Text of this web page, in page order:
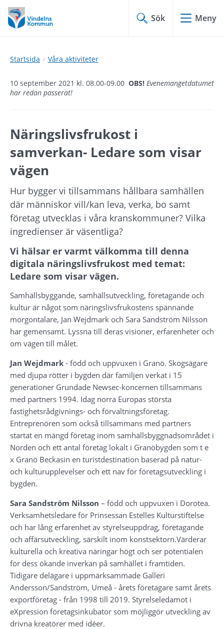
Hoppa
till
innehåll
Hoppa
till
undermeny
Sök Meny
Startsida Våra aktiviteter
10 september 2021 kl. 08.00-09.00 OBS! Evenemangetdatumet
har redan passerat!
Näringslivsfrukost i
samverkan- Ledare som visar
vägen
Hur bygger vi tillsammans hållbara samhällen
där människor vill/kan leva, verka, bo samt
företag utvecklas i våra kranskommuner? Vilka
ingredienser är väsentliga?
Vi hälsar er varmt välkomma till denna
digitala näringslivsfrukost med temat:
Ledare som visar vägen.
Samhällsbyggande, samhällsutveckling, företagande och
kultur är något som näringslivsfrukostens spännande
morgontalare, Jan Wejdmark och Sara Sandström Nilsson
har gemensamt. Lyssna till deras visioner, erfarenheter och
om vägen till målet.
Jan Wejdmark - född och uppvuxen i Granö. Skogsägare
med djupa rötter i bygden där familjen verkat i 15
generationer Grundade Newsec-koncernen tillsammans
med partners 1994. Idag norra Europas största
fastighetsrådgivnings- och förvaltningsföretag.
Entreprenören som också tillsammans med partners
startat en mängd företag inom samhällsbyggnadsområdet i
Norden och ett antal företag lokalt i Granöbygden som t e
x Granö Beckasin en turistdestination baserad på natur-
och kulturupplevelser och ett nav för företagsutveckling i
bygden.
Sara Sandström Nilsson – född och uppvuxen i Dorotea.
Verksamhetsledare för Prinsessan Estelles Kulturstiftelse
och har lång erfarenhet av styrelseuppdrag, företagande
och affärsutveckling, särskilt inom konstsektorn.Värderar
kulturella och kreativa näringar högt och ser potentialen
för dess ökande inverkan på samhället i framtiden.
Tidigare delägare i uppmärksammade Galleri
Andersson/Sandström, Umeå - årets företagare samt årets
exportföretag - från 1998 till 2019. Styrelseledamot i
eXpression företagsinkubator som möjliggör utveckling av
drivna kreatörer med idéer.